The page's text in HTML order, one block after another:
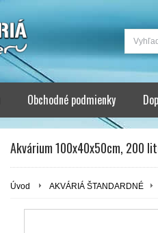
Obchodné podmienky
Akvárium 100x40x50cm, 200
Úvod AKVÁRIÁ ŠTANDARDNÉ